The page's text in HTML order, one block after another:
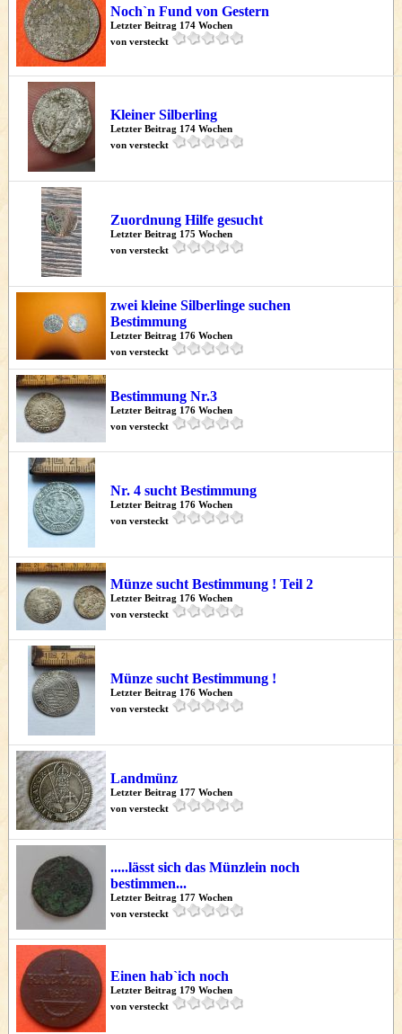
Noch`n Fund von Gestern
Letzter Beitrag 174 Wochen
von versteckt
Kleiner Silberling
Letzter Beitrag 174 Wochen
von versteckt
Zuordnung Hilfe gesucht
Letzter Beitrag 175 Wochen
von versteckt
zwei kleine Silberlinge suchen
Bestimmung
Letzter Beitrag 176 Wochen
von versteckt
Bestimmung Nr.3
Letzter Beitrag 176 Wochen
von versteckt
Nr. 4 sucht Bestimmung
Letzter Beitrag 176 Wochen
von versteckt
Münze sucht Bestimmung ! Teil 2
Letzter Beitrag 176 Wochen
von versteckt
Münze sucht Bestimmung !
Letzter Beitrag 176 Wochen
von versteckt
Landmünz
Letzter Beitrag 177 Wochen
von versteckt
.....lässt sich das Münzlein noch
bestimmen...
Letzter Beitrag 177 Wochen
von versteckt
Einen hab`ich noch
Letzter Beitrag 179 Wochen
von versteckt